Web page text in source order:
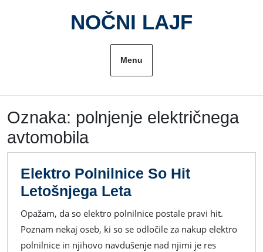
NOČNI LAJF
Menu
Oznaka: polnjenje električnega
avtomobila
Elektro Polnilnice So Hit
Letošnjega LetaElektro
Polnilnice
So
Hit
Opažam, da so elektro polnilnice postale pravi hit.
Poznam nekaj oseb, ki so se odločile za nakup elektro
polnilnice in njihovo navdušenje nad njimi je res